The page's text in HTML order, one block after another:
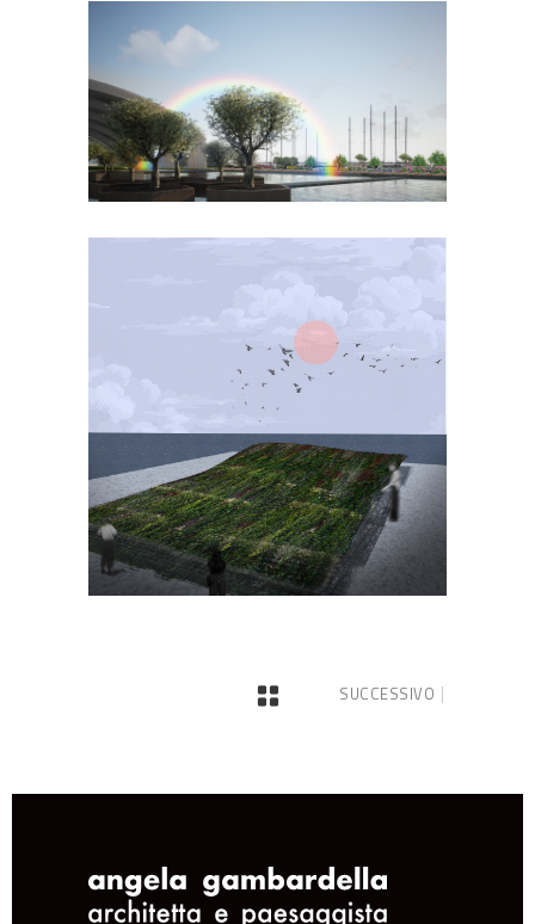
SUCCESSIVO